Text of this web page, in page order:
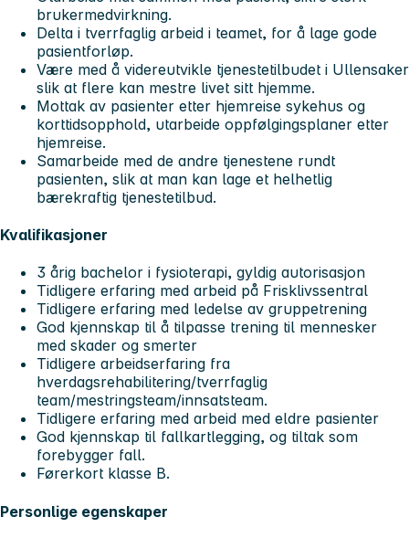
brukermedvirkning.
Delta i tverrfaglig arbeid i teamet, for å lage gode
pasientforløp.
Være med å videreutvikle tjenestetilbudet i Ullensaker
slik at flere kan mestre livet sitt hjemme.
Mottak av pasienter etter hjemreise sykehus og
korttidsopphold, utarbeide oppfølgingsplaner etter
hjemreise.
Samarbeide med de andre tjenestene rundt
pasienten, slik at man kan lage et helhetlig
bærekraftig tjenestetilbud.
Kvalifikasjoner
3 årig bachelor i fysioterapi, gyldig autorisasjon
Tidligere erfaring med arbeid på Frisklivssentral
Tidligere erfaring med ledelse av gruppetrening
God kjennskap til å tilpasse trening til mennesker
med skader og smerter
Tidligere arbeidserfaring fra
hverdagsrehabilitering/tverrfaglig
team/mestringsteam/innsatsteam.
Tidligere erfaring med arbeid med eldre pasienter
God kjennskap til fallkartlegging, og tiltak som
forebygger fall.
Førerkort klasse B.
Personlige egenskaper